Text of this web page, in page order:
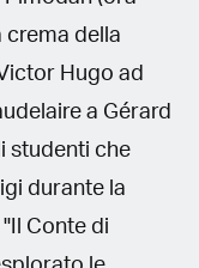
crema della
Hugo ad
a Gérard
studenti che
durante la
Conte di